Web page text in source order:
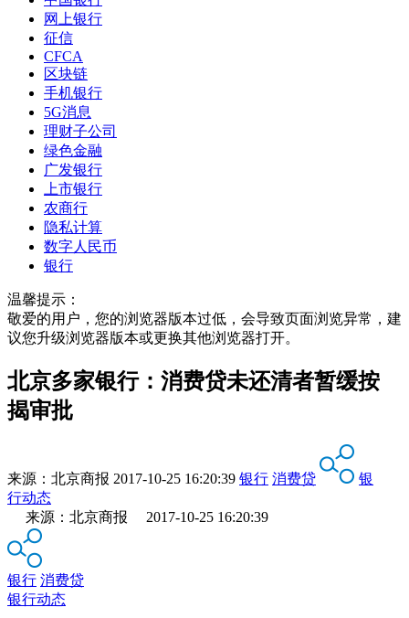
网上银行
征信
CFCA
区块链
手机银行
5G消息
理财子公司
绿色金融
广发银行
上市银行
农商行
隐私计算
数字人民币
银行
温馨提示：
敬爱的用户，您的浏览器版本过低，会导致页面浏览异常，建
议您升级浏览器版本或更换其他浏览器打开。
北京多家银行：消费贷未还清者暂缓按
揭审批
来源： 北京商报 2017-10-25 16:20:39 银行 消费贷
银
行动态
来源：北京商报 2017-10-25 16:20:39
银行 消费贷
银行动态